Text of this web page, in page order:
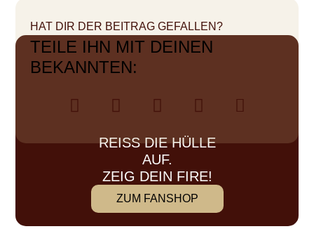
HAT DIR DER BEITRAG GEFALLEN?
TEILE IHN MIT DEINEN
BEKANNTEN:
REISS DIE HÜLLE A
UF.
ZEIG DEIN FIRE!
ZUM FANSHOP